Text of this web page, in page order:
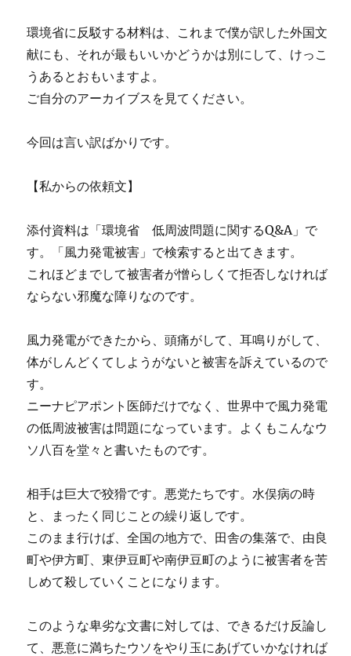
環境省に反駁する材料は、これまで僕が訳した外国文
献にも、それが最もいいかどうかは別にして、けっこ
うあるとおもいますよ。
ご自分のアーカイブスを見てください。
今回は言い訳ばかりです。
【私からの依頼文】
添付資料は「環境省 低周波問題に関するQ&A」で
す。「風力発電被害」で検索すると出てきます。
これほどまでして被害者が憎らしくて拒否しなければ
ならない邪魔な障りなのです。
風力発電ができたから、頭痛がして、耳鳴りがして、
体がしんどくてしようがないと被害を訴えているので
す。
ニーナピアポント医師だけでなく、世界中で風力発電
の低周波被害は問題になっています。よくもこんなウ
ソ八百を堂々と書いたものです。
相手は巨大で狡猾です。悪党たちです。水俣病の時
と、まったく同じことの繰り返しです。
このまま行けば、全国の地方で、田舎の集落で、由良
町や伊方町、東伊豆町や南伊豆町のように被害者を苦
しめて殺していくことになります。
このような卑劣な文書に対しては、できるだけ反論し
て、悪意に満ちたウソをやり玉にあげていかなければ